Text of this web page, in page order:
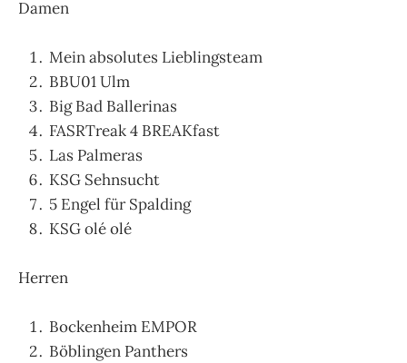
Damen
Mein absolutes Lieblingsteam
BBU01 Ulm
Big Bad Ballerinas
FASRTreak 4 BREAKfast
Las Palmeras
KSG Sehnsucht
5 Engel für Spalding
KSG olé olé
Herren
Bockenheim EMPOR
Böblingen Panthers